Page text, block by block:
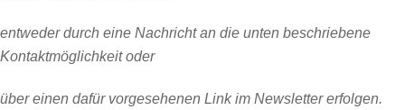
entweder durch eine Nachricht an die unten beschriebene
Kontaktmöglichkeit oder
über einen dafür vorgesehenen Link im Newsletter erfolgen.